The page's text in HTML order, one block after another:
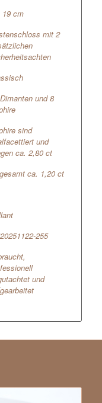
19 cm
mit 2
und 8
sind
und
ca. 2,80 ct
ca. 1,20 ct
255
und